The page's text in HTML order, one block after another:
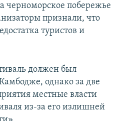
черноморское побережье
признали, что
туристов и
должен был
однако за две
местные власти
из-за его излишней